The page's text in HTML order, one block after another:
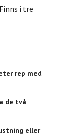
i tre
rep med
de två
eller